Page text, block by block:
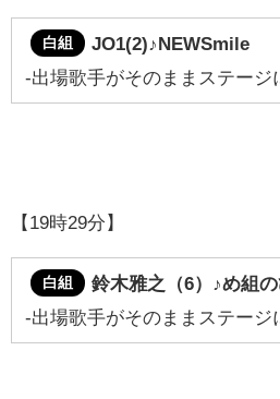
白組
JO1(2)♪NEWSmile
-出場歌手がそのままステージ
【19時29分】
白組 鈴木雅之（6）
♪め組
-出場歌手がそのままステージ